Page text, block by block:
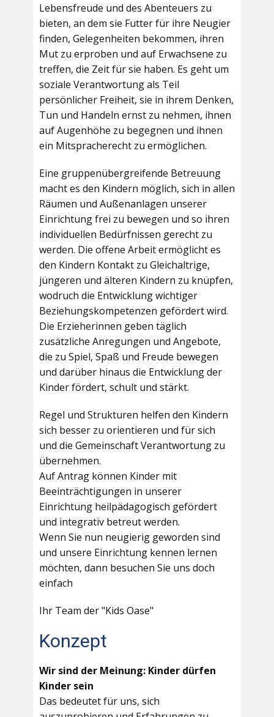
Lebensfreude und des Abenteuers zu
bieten, an dem sie Futter für ihre Neugier
finden, Gelegenheiten bekommen, ihren
Mut zu erproben und auf Erwachsene zu
treffen, die Zeit für sie haben. Es geht um
soziale Verantwortung als Teil
persönlicher Freiheit, sie in ihrem Denken,
Tun und Handeln ernst zu nehmen, ihnen
auf Augenhöhe zu begegnen und ihnen
ein Mitspracherecht zu ermöglichen.
Eine gruppenübergreifende Betreuung
macht es den Kindern möglich, sich in allen
Räumen und Außenanlagen unserer
Einrichtung frei zu bewegen und so ihren
individuellen Bedürfnissen gerecht zu
werden. Die offene Arbeit ermöglicht es
den Kindern Kontakt zu Gleichaltrige,
jüngeren und älteren Kindern zu knüpfen,
wodruch die Entwicklung wichtiger
Beziehungskompetenzen gefördert wird.
Die Erzieherinnen geben täglich
zusätzliche Anregungen und Angebote,
die zu Spiel, Spaß und Freude bewegen
und darüber hinaus die Entwicklung der
Kinder fördert, schult und stärkt.
Regel und Strukturen helfen den Kindern
sich besser zu orientieren und für sich
und die Gemeinschaft Verantwortung zu
übernehmen.
Auf Antrag können Kinder mit
Beeinträchtigungen in unserer
Einrichtung heilpädagogisch gefördert
und integrativ betreut werden.
Wenn Sie nun neugierig geworden sind
und unsere Einrichtung kennen lernen
möchten, dann besuchen Sie uns doch
einfach
Ihr Team der "Kids Oase"
Konzept
Wir sind der Meinung: Kinder dürfen
Kinder sein
Das bedeutet für uns, sich